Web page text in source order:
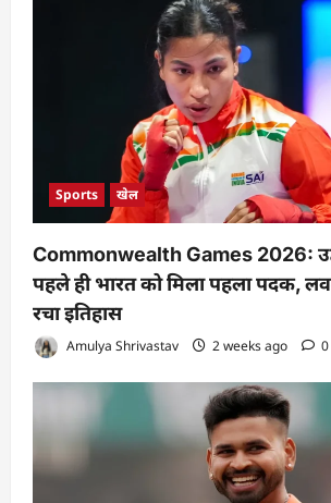
Sports खेल
Commonwealth Games 2026:
पहले ही भारत को मिला पहला पदक,
रचा इतिहास
Amulya Shrivastav 2 weeks ago 0